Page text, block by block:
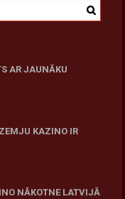
AR JAUNĀKU
KAZINO IR
NĀKOTNE LATVIJĀ